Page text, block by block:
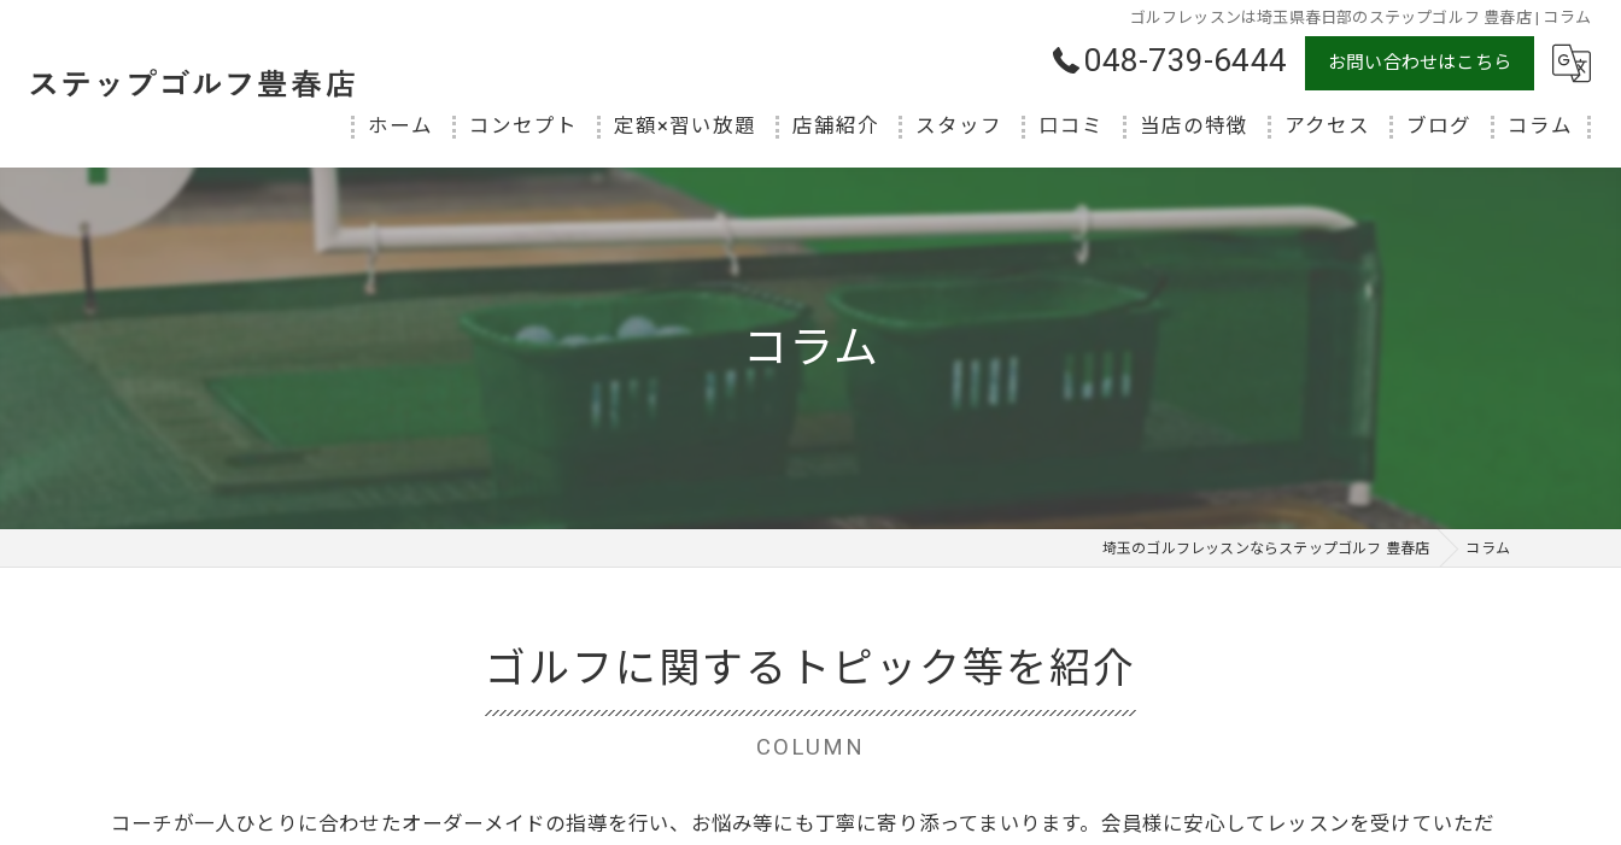
ゴルフレッスンは埼玉県春日部のステップゴルフ 豊春店 | コラム
048-739-6444 お問い合わせはこちら
ホーム コンセプト 定額×習い放題 店舗紹介 スタッフ 口コミ 当店の特徴
初心者
アクセス ブログ コラム
コラム
埼玉のゴルフレッスンならステップゴルフ 豊春店 コラム
ゴルフに関するトピック等を紹介
COLUMN
コーチが一人ひとりに合わせたオーダーメイドの指導を行い、お悩み等にも丁寧に寄り添ってまいります。会員様に安心してレッスンを受けていただ